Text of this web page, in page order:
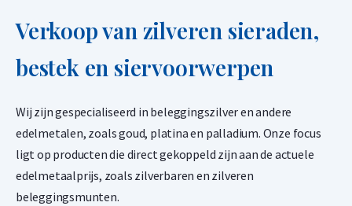
- +
€1.487.075, 43
Valcambi 100 gram goudbaar opslag Zwitserland
1,50% onder spot
- +
€11.896,60
Verkoop van zilveren sieraden,
bestek en siervoorwerpen
Wij zijn gespecialiseerd in beleggingszilver en andere
edelmetalen, zoals goud, platina en palladium. Onze focus
ligt op producten die direct gekoppeld zijn aan de actuele
edelmetaalprijs, zoals zilverbaren en zilveren
beleggingsmunten.